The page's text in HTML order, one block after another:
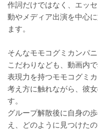
作詞だけではなく、エッ
動やメディア出演を中心
ます。
そんなモモコグミカンパ
こだわりなども、動画内
表現力を持つモモコグミ
考え方に触れながら、彼
す。
グループ解散後に自身の
え、どのように見つけた